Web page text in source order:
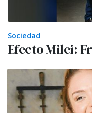
Sociedad
Efecto Milei: